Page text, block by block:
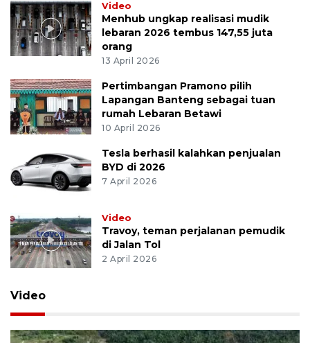
Video
Menhub ungkap realisasi mudik
lebaran 2026 tembus 147,55 juta
orang
13 April 2026
Pertimbangan Pramono pilih
Lapangan Banteng sebagai tuan
rumah Lebaran Betawi
10 April 2026
Tesla berhasil kalahkan penjualan
BYD di 2026
7 April 2026
Video
Travoy, teman perjalanan pemudik
di Jalan Tol
2 April 2026
Video